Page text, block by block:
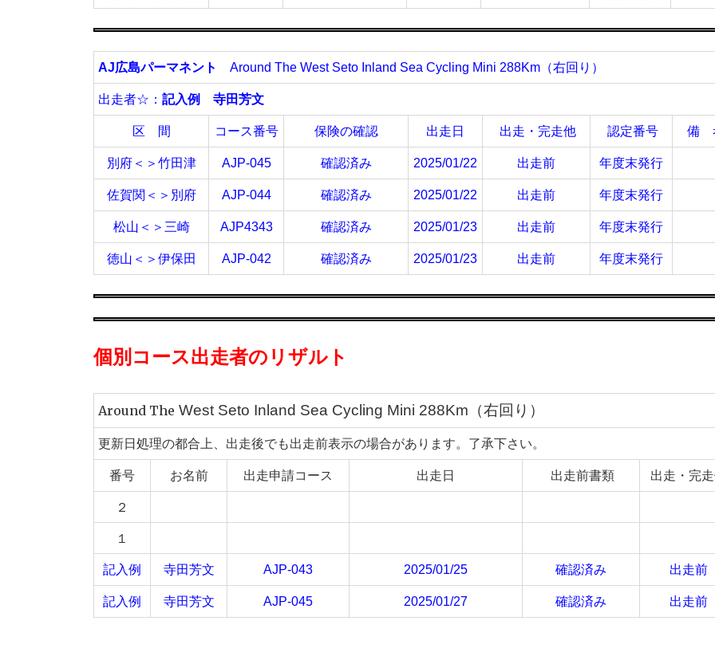
AJ広島パーマネント Around The WestSeto Inland Sea Cycling Mini 288Km（右回り）
出走者☆： 記入例 寺田芳文
区 間 コース番号 保険の確認 出走日 出走・完走他 認定番号 備
別府＜＞ 竹田津 AJP-045 確認済み 2025/01/22 出走前 年度末発行
佐賀関＜＞ 別府 AJP-044 確認済み 2025/01/22 出走前 年度末発行
松山＜＞ 三崎 AJP4343 確認済み 2025/01/23 出走前 年度末発行
徳山＜＞ 伊保田 AJP-042 確認済み 2025/01/23 出走前 年度末発行
個別コース出走者のリザルト
Around The West Seto Inland Sea Cycling Mini 288Km（右回り）
更新日処理の都合上、出走後でも出走前表示の場合があります。了承下さい。
番号 お名前 出走申請コース 出走日 出走前書類 出走・完
２
１
記入例 寺田芳文 AJP-043 2025/01/25 確認済み 出走前
記入例 寺田芳文 AJP-045 2025/01/27 確認済み 出走前